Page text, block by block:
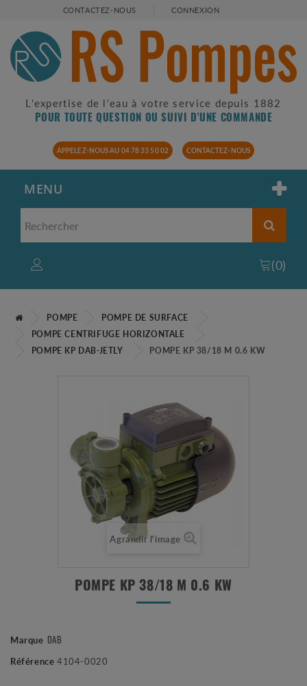
CONTACTEZ-NOUS CONNEXION
L'expertise de l'eau à votre service depuis 1882
POUR TOUTE QUESTION OU SUIVI D'UNE COMMANDE
APPELEZ-NOUS AU 04 78 33 50 02 CONTACTEZ-NOUS
MENU
(0)
POMPE
POMPE DE SURFACE
POMPE CENTRIFUGE HORIZONTALE
POMPE KP DAB-JETLY
POMPE KP 38/18 M 0.6 KW
Agrandir l'image
POMPE KP 38/18 M 0.6 KW
Marque DAB
Référence 4104-0020